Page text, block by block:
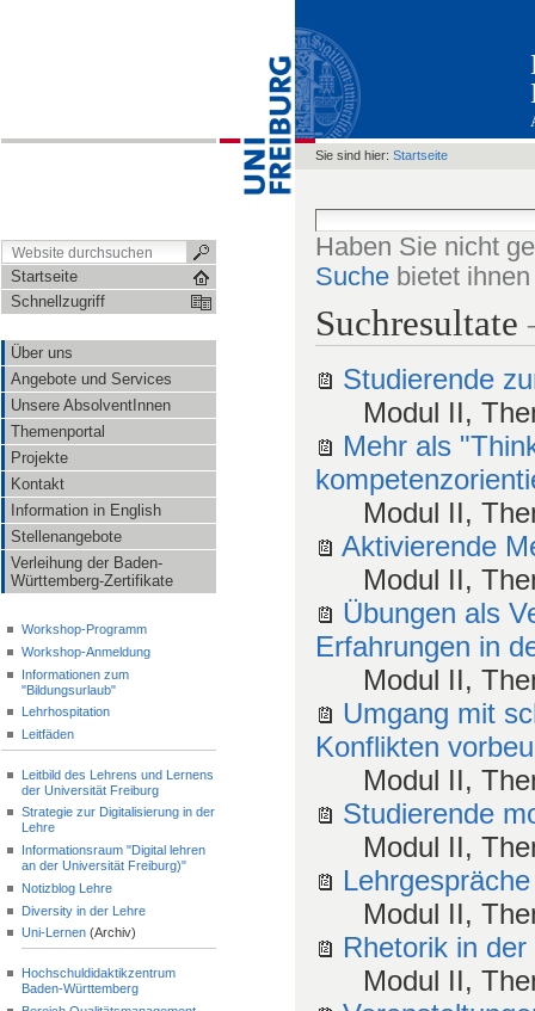
Startseite
Schnellzugriff
Über uns
Angebote und Services
Unsere AbsolventInnen
Themenportal
Projekte
Kontakt
Information in English
Stellenangebote
Verleihung der Baden-
Württemberg-Zertifikate
Workshop-Programm
Workshop-Anmeldung
Informationen zum
"Bildungsurlaub"
Lehrhospitation
Leitfäden
Leitbild des Lehrens und Lernens
der Universität Freiburg
Strategie zur Digitalisierung in der
Lehre
Informationsraum "Digital lehren
an der Universität Freiburg)"
Notizblog Lehre
Diversity in der Lehre
Uni-Lernen(Archiv)
Hochschuldidaktikzentrum
Baden-Württemberg
Sie sind hier: Startseite
Haben Sie nicht
Suche bietet
Suchresultate
Studierende
Modul II,
Mehr als
Modul II,
Aktivierende
Modul II,
Übungen als
Erfahrungen in
Modul II,
Umgang mit
Konflikten
Modul II,
Studierende
Modul II,
Modul II,
Rhetorik in
Modul II,